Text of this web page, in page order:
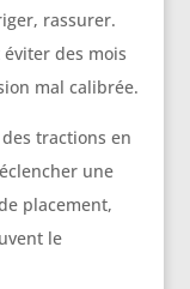
rassurer.
des mois
mal calibrée.
tractions en
une
placement,
le